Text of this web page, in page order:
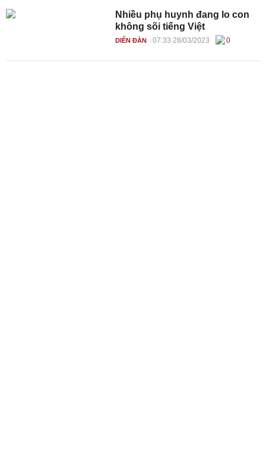
Nhiều phụ huynh đang lo con
không sõi tiếng Việt
DIỄN ĐÀN 07:33 28/03/2023 0